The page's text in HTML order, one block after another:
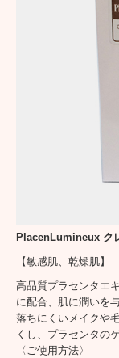
ベルエポック
商品ページ 化
商品ページ 美
商品ページ 乳
PlacenLumineux ク
【敏感肌、乾燥肌】
高品質プラセンタエ
に配合、肌に潤いを
落ちにくいメイクや
くし、プラセンタの
〈ご使用方法〉